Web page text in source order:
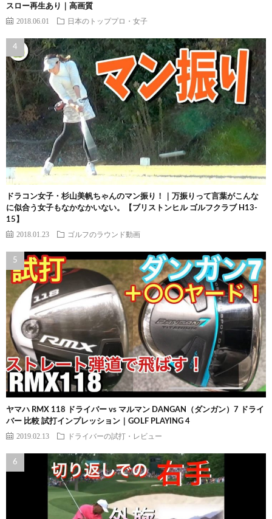
スロー再生あり｜高画質
2018.06.01 日本のトッププロ・女子
ドラコン女子・杉山美帆ちゃんのマン振り！｜万振りって言葉がこんな
に似合う女子もなかなかいない。【ブリストンヒル ゴルフクラブ H13-
15】
2018.01.23 ゴルフのラウンド動画
ヤマハ RMX 118 ドライバー vs マルマン DANGAN（ダンガン）7 ドライ
バー 比較 試打インプレッション｜GOLF PLAYING 4
2019.02.13 ドライバーの試打・レビュー